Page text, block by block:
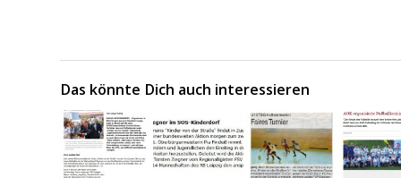
Das könnte Dich auch interessieren